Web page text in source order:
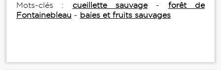
Mots-clés : cueillette sauvage- forêt de
Fontainebleau - baies et fruits sauvages